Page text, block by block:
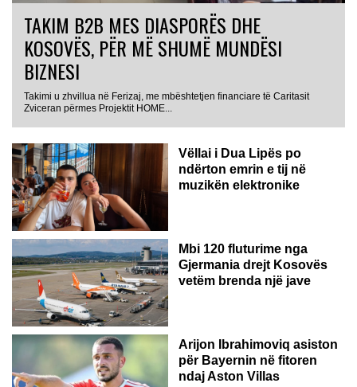
TAKIM B2B MES DIASPORËS DHE
KOSOVËS, PËR MË SHUMË MUNDËSI
BIZNESI
Takimi u zhvillua në Ferizaj, me mbështetjen financiare të Caritasit
Zviceran përmes Projektit HOME...
Vëllai i Dua Lipës po
ndërton emrin e tij në
muzikën elektronike
GJERMANI
Mbi 120 fluturime nga
Gjermania drejt Kosovës
vetëm brenda një jave
Arijon Ibrahimoviq asiston
për Bayernin në fitoren
ndaj Aston Villas